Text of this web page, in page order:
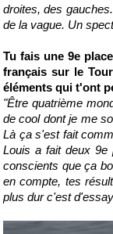
droites, des
de la vague. Un
Tu fais une 9e
français sur le
éléments qui t'ont
"Être quatrième
de cool dont je me
Là ça s'est fait
Louis a fait deux
conscients que ça
en compte, tes
plus dur c'est